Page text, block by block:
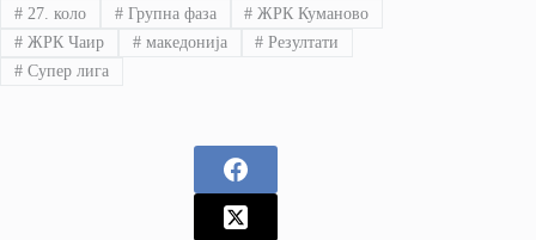
#27. коло #Групна фаза # ЖРК Куманово
#ЖРК Чаир #македонија # Резултати
#Супер лига